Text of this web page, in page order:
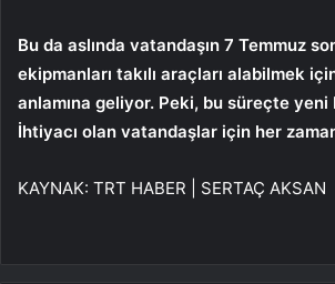
Bu da aslında vatandaşın 7 Temmuz
ekipmanları takılı araçları alabilmek
anlamına geliyor. Peki, bu süreçte yeni
İhtiyacı olan vatandaşlar için her
KAYNAK: TRT HABER | SERTAÇ AKSAN